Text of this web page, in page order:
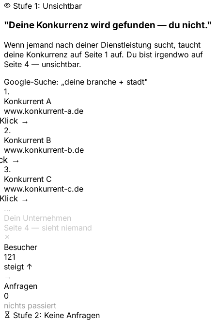
Stufe 1: Unsichtbar
"Deine Konkurrenz wird gefunden — du nicht."
Wenn jemand nach deiner Dienstleistung sucht, taucht
deine Konkurrenz auf Seite 1 auf. Du bist irgendwo auf
Seite 4 — unsichtbar.
Google-Suche: „deine branche + stadt"
1.
Konkurrent A
www.konkurrent-a.de
→
2.
Konkurrent B
www.konkurrent-b.de
Klick →
3.
Konkurrent C
www.konkurrent-c.de
→
…
Dein Unternehmen
Seite 4 — sieht niemand
Besucher
150
steigt ↑
→
Anfragen
0
nichts passiert
Stufe 2: Keine Anfragen